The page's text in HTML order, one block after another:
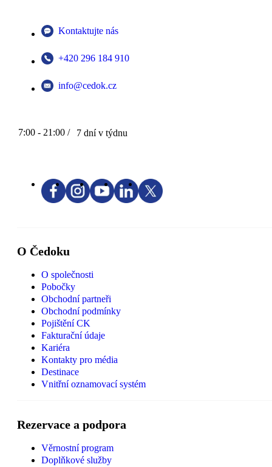
Kontaktujte nás
+420 296 184 910
info@cedok.cz
7:00 - 21:00 / 7 dní v týdnu
O Čedoku
O společnosti
Pobočky
Obchodní partneři
Obchodní podmínky
Pojištění CK
Fakturační údaje
Kariéra
Kontakty pro média
Destinace
Vnitřní oznamovací systém
Rezervace a podpora
Věrnostní program
Doplňkové služby